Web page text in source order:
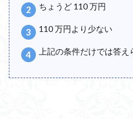
ちょうど 110 万円
110 万円より少ない
上記の条件だけでは答え